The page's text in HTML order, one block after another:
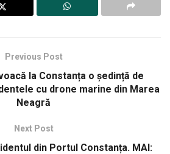
Previous Post
la Constanța o ședință de
cu drone marine din Marea
Neagră
Next Post
din Portul Constanța. MAI: